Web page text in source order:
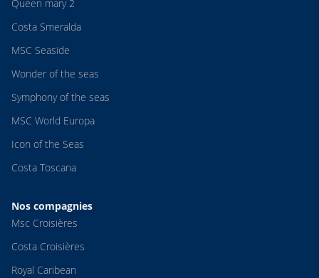
Queen mary 2
Costa Smeralda
MSC Seaside
Wonder of the seas
Symphony of the seas
MSC World Europa
Icon of the Seas
Costa Toscana
Nos compagnies
Msc Croisières
Costa Croisières
Royal Caribean